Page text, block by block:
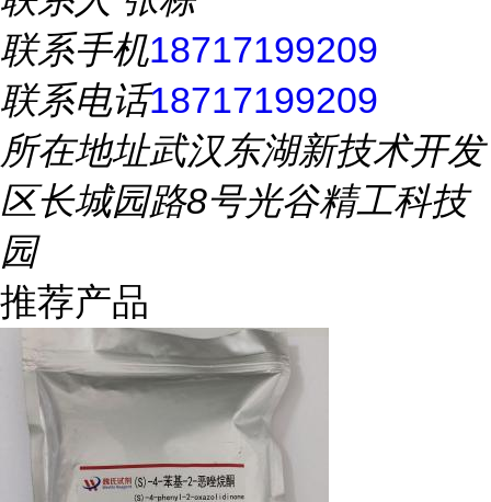
联系手机18717199209
联系电话18717199209
所在地址武汉东湖新技术开发
区长城园路8号光谷精工科技
园
推荐产品